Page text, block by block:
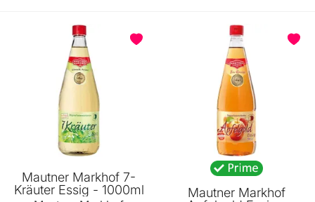
Mautner Markhof 7-
Kräuter Essig - 1000ml
Mautner Markhof